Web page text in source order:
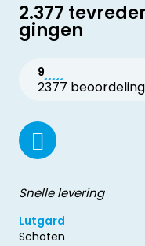
2.377
gingen
9
2377
Snelle levering
Lutgard
Schoten